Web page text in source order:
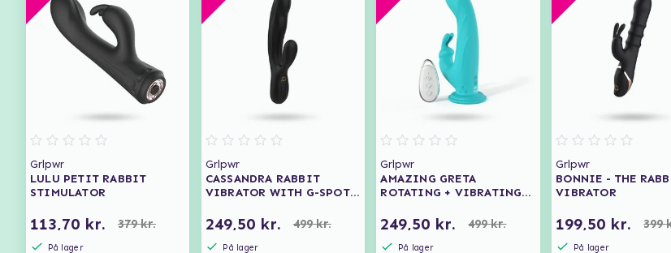
Grlpwr
LULU PETIT RABBIT
STIMULATOR
113,70 kr. 379 kr.
På lager
Grlpwr
CASSANDRA RABBIT
VIBRATOR WITH G-SPOT
249,50 kr. 499 kr.
På lager
Grlpwr
AMAZING GRETA
ROTATING + VIBRATING
249,50 kr. 499 kr.
På lager
Grlpwr
BONNIE - THE
VIBRATOR
199,50 kr. 399
På lager